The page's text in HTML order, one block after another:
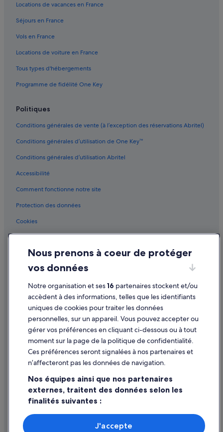
Locations de vacances en France
Séjours en France
Vols en France
Locations de voiture en France
Tous types d'hébergements
Programme de fidélité One Key
Politiques
Conditions générales de vente (à l’exception des réservations Abritel)
Conditions générales d’utilisation de One Key™
Conditions générales d’utilisation Abritel
Accessibilité
Comment fonctionne notre site
Protection des données
Cookies
Mentions légales / Nous contacter
Directives de contenu et signalement de contenus
Aide
Assistance
Annuler votre vol
Annuler une réservation d'hôtel ou de location de vacances
Délais de remboursement
Documents de voyage internationaux
Nous prenons à coeur de protéger
vos données
Notre organisation et ses16 partenaires stockent et/ou
accèdent à des informations, telles que les identifiants
uniques de cookies pour traiter les données
personnelles, sur un appareil. Vous pouvez accepter ou
gérer vos préférences en cliquant ci-dessous ou à tout
moment sur la page de la politique de confidentialité.
Ces préférences seront signalées à nos partenaires et
n’affecteront pas les données de navigation.
Nos équipes ainsi que nos partenaires
externes, traitent des données selon les
finalités suivantes :
Utiliser des données de géolocalisation précises. Analyser
activement les caractéristiques de l’appareil pour
J'accepte